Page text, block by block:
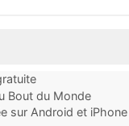
Bout du Monde
sur Android et